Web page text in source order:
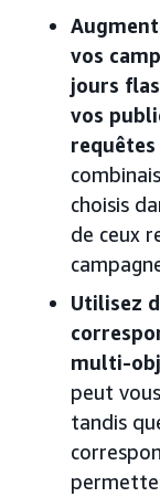
vos
jours
vos
choisis
de ceux
Utilisez
multi-
peut
tandis